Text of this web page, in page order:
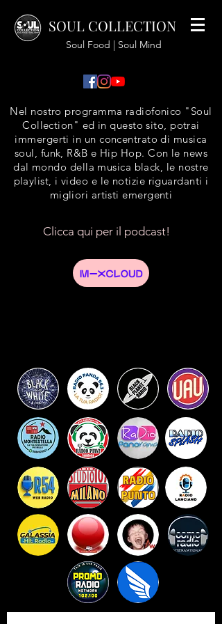
SOUL COLLECTION
Soul Food | Soul Mind
Nel nostro programma radiofonico "Soul
Collection" ed in questo sito, potrai
immergerti in un concentrato di musica
soul, funk, R&B e Hip Hop. Con le news
dal mondo della musica black, le nostre
playlist, i video e le notizie riguardanti i
migliori artisti emergenti
Clicca qui per il podcast!